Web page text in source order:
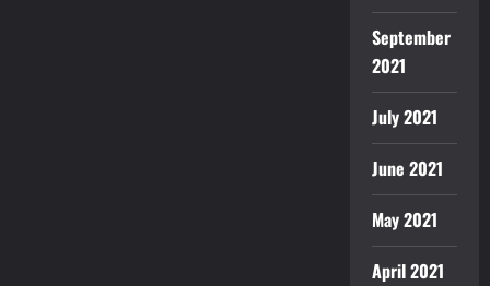
September
2021
July 2021
June 2021
May 2021
April 2021